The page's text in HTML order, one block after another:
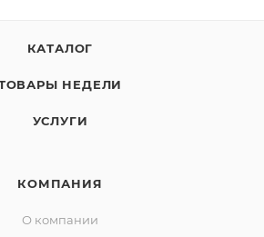
КАТАЛОГ
НЕДЕЛИ
УСЛУГИ
КОМПАНИЯ
О компании